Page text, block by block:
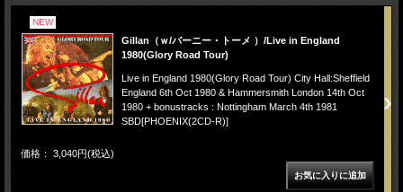
NEW
Gillan（ｗ/バーニー・トーメ ）/Live in England
1980(Glory Road Tour)
Live in England 1980(Glory Road Tour) City Hall:Sheffield
England 6th Oct 1980 & Hammersmith London 14th Oct
1980 + bonustracks : Nottingham March 4th 1981
SBD[PHOENIX(2CD-R)]
価格： 3,040円(税込)